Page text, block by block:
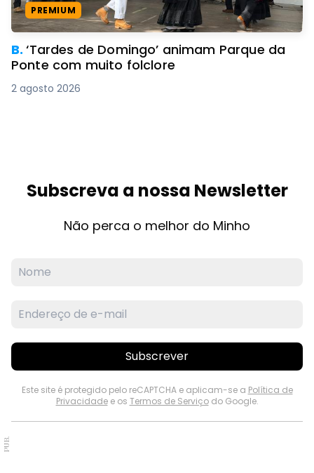
PREMIUM
B.‘Tardes de Domingo’ animam Parque da
Ponte com muito folclore
2 agosto 2026
Subscreva a nossa Newsletter
Não perca o melhor do Minho
Subscrever
Este site é protegido pelo reCAPTCHA e aplicam-se a Política de
Privacidadee os Termos de Serviçodo Google.
PUB.